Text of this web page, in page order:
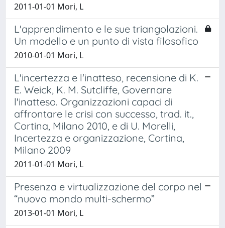
2011-01-01 Mori, L
L'apprendimento e le sue triangolazioni.
Un modello e un punto di vista filosofico
2010-01-01 Mori, L
L'incertezza e l'inatteso, recensione di K.
E. Weick, K. M. Sutcliffe, Governare
l'inatteso. Organizzazioni capaci di
affrontare le crisi con successo, trad. it.,
Cortina, Milano 2010, e di U. Morelli,
Incertezza e organizzazione, Cortina,
Milano 2009
2011-01-01 Mori, L
Presenza e virtualizzazione del corpo nel
“nuovo mondo multi-schermo”
2013-01-01 Mori, L